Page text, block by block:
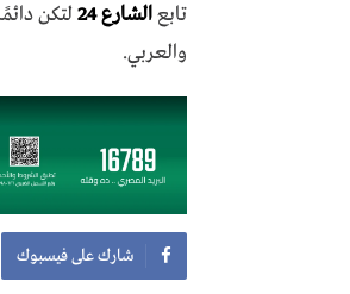
تابعالشارع 24
لتكن
والعربي.
شارك على فيسبوك